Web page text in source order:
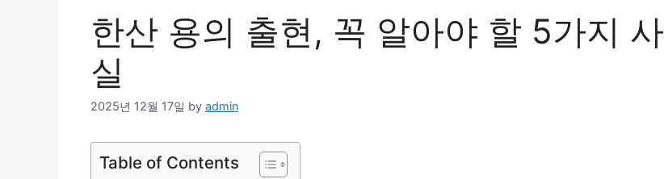
한산 용의 출현, 꼭 알아야 할 5가지 사
실
2025년 12월 17일 by admin
Table of Contents